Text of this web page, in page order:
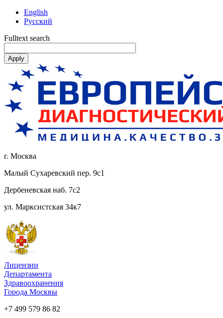
English
Русский
Fulltext search
г. Москва
Малый Сухаревский пер. 9с1
Дербеневская наб. 7с2
ул. Марксистская 34к7
Лицензии
Департамента
Здравоохранения
Города Москвы
+7 499 579 86 82